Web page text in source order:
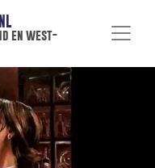
en west-